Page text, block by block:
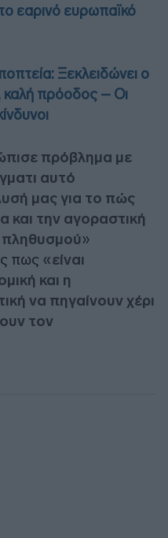
εαρινό ευρωπαϊκό
Ξεκλειδώνει ο
καλή πρόοδος – Οι
πρόβλημα με
αυτό
μας για το πώς
και την αγοραστική
»
πως «είναι
και η
να πηγαίνουν χέρι
τον